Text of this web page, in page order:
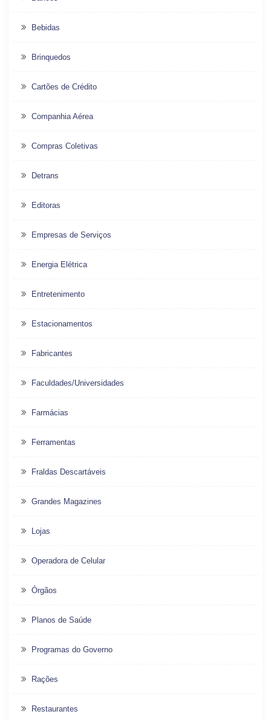
Bebidas
Brinquedos
Cartões de Crédito
Companhia Aérea
Compras Coletivas
Detrans
Editoras
Empresas de Serviços
Energia Elétrica
Entretenimento
Estacionamentos
Fabricantes
Faculdades/Universidades
Farmácias
Ferramentas
Fraldas Descartáveis
Grandes Magazines
Lojas
Operadora de Celular
Órgãos
Planos de Saúde
Programas do Governo
Rações
Restaurantes